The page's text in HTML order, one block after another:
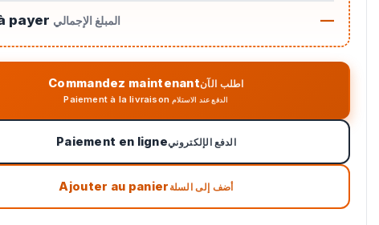
payer المبلغ الإجمالي —
Commandez maintenantاطلب الآن
Paiement à la livraisonالدفع عند الاستلام
Paiement en ligneالدفع الإلكتروني
Ajouter au panier أضف إلى السلة